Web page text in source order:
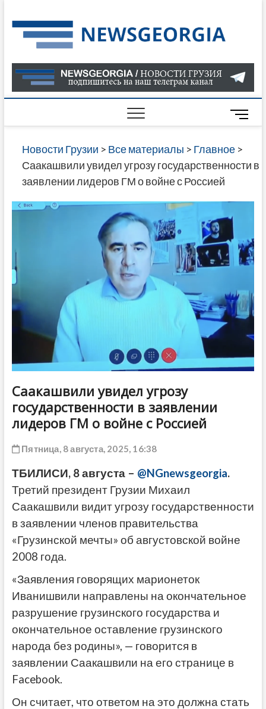
to
content
О
В
ГРУЗИИ
САЙТЕ
M
e
n
u
o
n
Новости Грузии > Все материалы > Главное>
Саакашвили увидел угрозу государственности в
заявлении лидеров ГМ о войне с Россией
Саакашвили увидел угрозу
государственности в заявлении
лидеров ГМ о войне с Россией
Пятница, 8 августа, 2025, 16:38
ТБИЛИСИ, 8 августа – @NGnewsgeorgia.
Третий президент Грузии Михаил
Саакашвили видит угрозу государственности
в заявлении членов правительства
«Грузинской мечты» об августовской войне
2008 года.
«Заявления говорящих марионеток
Иванишвили направлены на окончательное
разрушение грузинского государства и
окончательное оставление грузинского
народа без родины», — говорится в
заявлении Саакашвили на его странице в
Facebook.
Он считает, что ответом на это должна стать